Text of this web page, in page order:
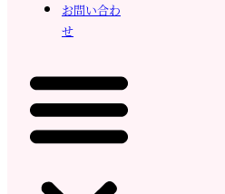
お問い合わ
せ